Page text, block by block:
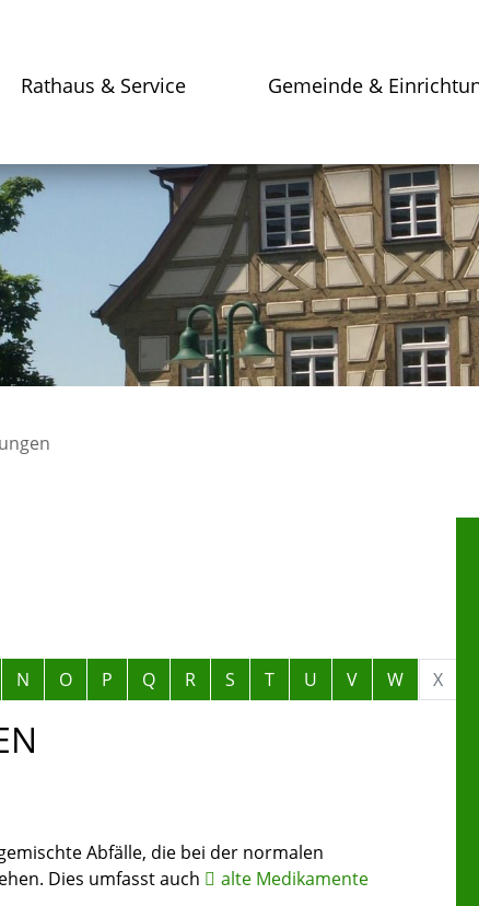
Rathaus & Service Gemeinde &
N O P Q R S T U V W X
Abfälle, die bei der normalen
Dies umfasst auch
alte Medikamente